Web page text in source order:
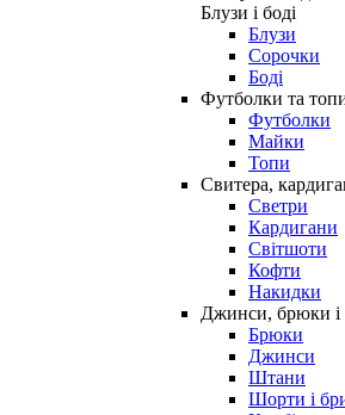
Блузи і боді
Блузи
Сорочки
Боді
Футболки та
Футболки
Майки
Топи
Свитера,
Светри
Кардигани
Світшоти
Кофти
Накидки
Джинси, брюки і
Брюки
Джинси
Штани
Шорти і